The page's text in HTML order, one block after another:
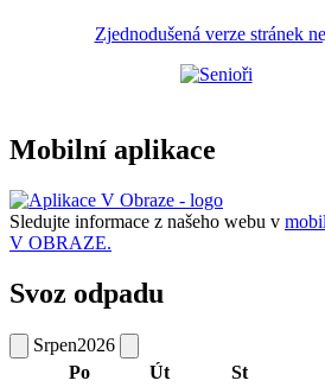
Zjednodušená verze stránek
Mobilní aplikace
Sledujte informace z našeho webu v
V OBRAZE.
Svoz odpadu
Srpen2026
Po
Út St